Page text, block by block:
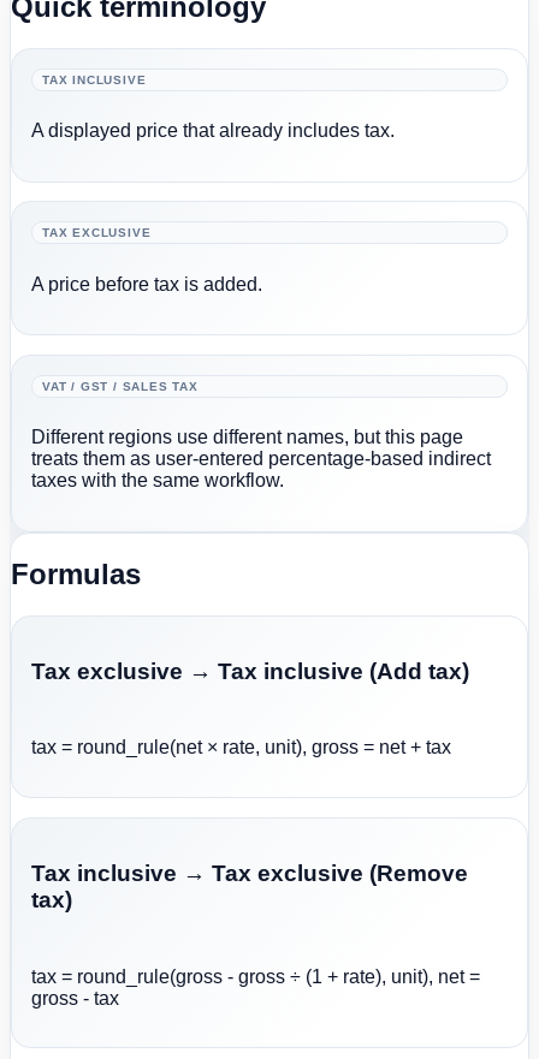
TAX INCLUSIVE
A displayed price that already includes tax.
TAX EXCLUSIVE
A price before tax is added.
VAT / GST / SALES TAX
Different regions use different names, but this page
treats them as user-entered percentage-based indirect
taxes with the same workflow.
Formulas
Tax exclusive → Tax inclusive (Add tax)
tax = round_rule(net × rate, unit), gross = net + tax
Tax inclusive → Tax exclusive (Remove
tax)
tax = round_rule(gross - gross ÷ (1 + rate), unit), net =
gross - tax